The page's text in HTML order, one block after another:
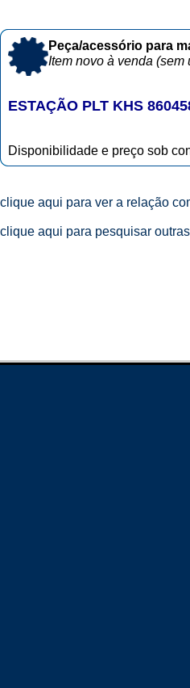
Peça/acessório para
Item novo à venda (sem
ESTAÇÃO PLT KHS
Disponibilidade e preço sob
clique aqui para ver a relação
clique aqui para pesquisar